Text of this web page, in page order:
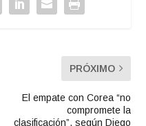
PRÓXIMO
El empate con Corea “no
compromete la
clasificación”, según Diego